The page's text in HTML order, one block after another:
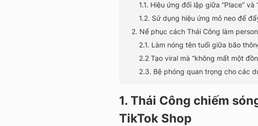
1.1. Hiệu ứng đối lập giữa “Place” và
1.2. Sử dụng hiệu ứng mỏ neo để
2. Nể phục cách Thái Công làm
2.1. Làm nóng tên tuổi giữa bão
2.2 Tạo viral mà “không mất một
2.3. Bệ phóng quan trọng cho các
1. Thái Công chiếm
TikTok Shop